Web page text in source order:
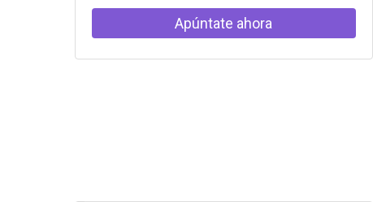
Apúntate ahora